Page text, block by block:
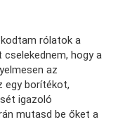
rólatok a
hogy a
az
egy borítékot,
igazoló
mutasd be őket a